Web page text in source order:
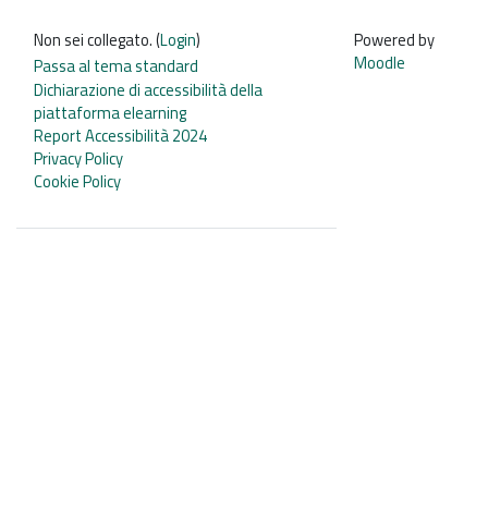
Non sei collegato. (Login)
Passa al tema standard
Dichiarazione di accessibilità della
piattaforma elearning
Report Accessibilità 2024
Privacy Policy
Cookie Policy
Powered by
Moodle